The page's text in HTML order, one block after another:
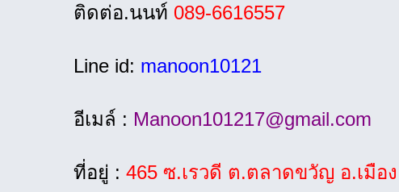
ติดต่อ.นนท์ 089-6616557
Line id: manoon10121
อีเมล์ : Manoon101217@gmail.com
ที่อยู่ : 465 ซ.เรวดี ต.ตลาดขวัญ อ.เมื